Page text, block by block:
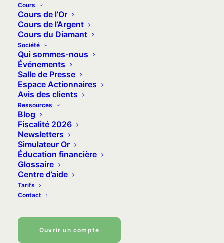
Cours
Cours de l’Or
Cours de l’Argent
Cours du Diamant
Société
Qui sommes-nous
Événements
Salle de Presse
Espace Actionnaires
Avis des clients
Ressources
Blog
Fiscalité 2026
Newsletters
Simulateur Or
Éducation financière
Glossaire
Centre d’aide
Tarifs
Contact
Ouvrir un compte
MARDI 15 MARS 2022
L’or corrige sur fond
d’un conflit qui
s’éternise
MERCREDI 9 MARS 2022